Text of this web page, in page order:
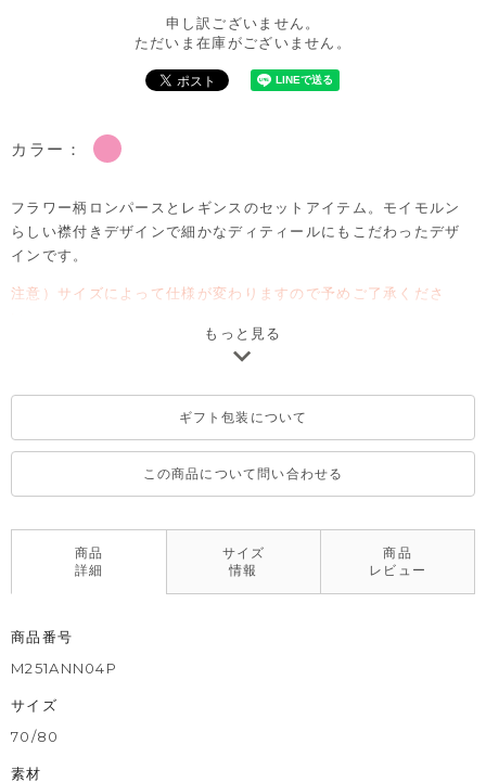
申し訳ございません。
ただいま在庫がございません。
カラー：
フラワー柄ロンパースとレギンスのセットアイテム。モイモルン
らしい襟付きデザインで細かなディティールにもこだわったデザ
インです。
注意）サイズによって仕様が変わりますので予めご了承くださ
もっと見る
ギフト包装について
この商品について問い合わせる
商品
詳細
サイズ
情報
商品
レビュー
商品番号
M251ANN04P
サイズ
70/80
素材